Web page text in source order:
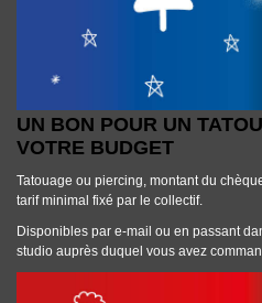
UN BON POUR UN
VOTRE BUDGET
Tatouage ou piercing, montant du
tarif minimal fixé par le collectif.
Disponibles par e-mail ou en passant
studio auprès duquel vous avez
POURQUOI OFFRIR UN TATOUAGE À